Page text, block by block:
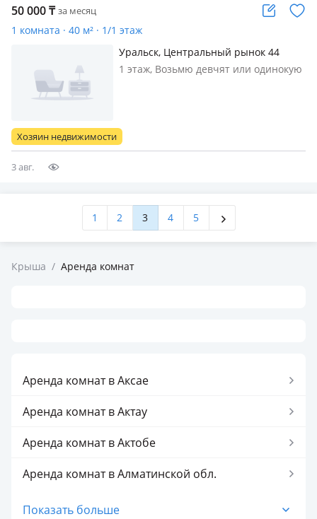
50 000₸ за месяц
1 комната · 40 м² · 1/1 этаж
Уральск, Центральный рынок 44
1 этаж, Возьмю девчят или одинокую
Хозяин недвижимости
3 авг.
1 2 3 4 5
Крыша / Аренда комнат
Аренда комнат в Аксае
Аренда комнат в Актау
Аренда комнат в Актобе
Аренда комнат в Алматинской обл.
Аренда комнат в Алматы
Показать больше